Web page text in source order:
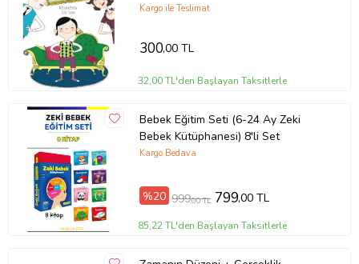
Tanıtım Metni
Baskı Boyutu21,00 x 24,00 cm
Baskı Sayısı 1. Baskı
Baskı Tarihi Nisan 2018
Çevirmen
Samar Mahfouz Barraj
Kağıt Cinsi
2. Hamur
Sayfa Sayısı 24
Yayın Dili
Türkçe
Yazar
Samar Mahfouz Barraj
Ürün Kodu: kcm86424910
Kargo ile Teslimat
300,00 TL
32,00 TL'den Başlayan Taksitlerle
Bebek Eğitim Seti (6-24 Ay Zeki
Bebek Kütüphanesi) 8'li Set
Kargo Bedava
%20 999,00 TL 799,00 TL
85,22 TL'den Başlayan Taksitlerle